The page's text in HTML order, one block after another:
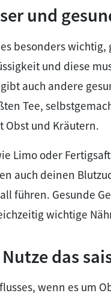
und
besonders
und diese
auch andere
Tee,
Obst und Kräutern.
Limo oder
auch deinen
führen. Gesunde
wichtige
das
wenn es um